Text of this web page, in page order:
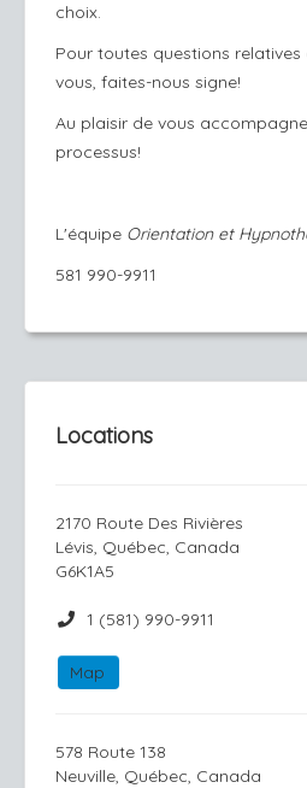
choix.
Pour toutes questions
vous, faites-nous signe!
Au plaisir de vous
processus!
L'équipe Orientation et
581 990-9911
Locations
2170 Route Des Rivières
Lévis, Québec, Canada
G6K1A5
1 (581) 990-9911
Map
578 Route 138
Neuville, Québec, Canada